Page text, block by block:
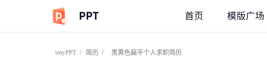
PPT 首页 模版广场
imyPPT / 简历 / 黑黄色扁平个人求职简历